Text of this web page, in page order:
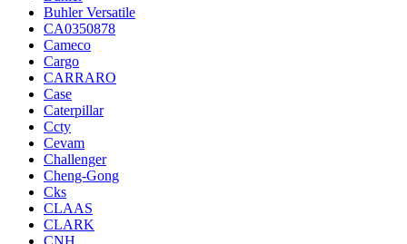
Buhler Versatile
CA0350878
Cameco
Cargo
CARRARO
Case
Caterpillar
Ccty
Cevam
Challenger
Cheng-Gong
Cks
CLAAS
CLARK
CNH